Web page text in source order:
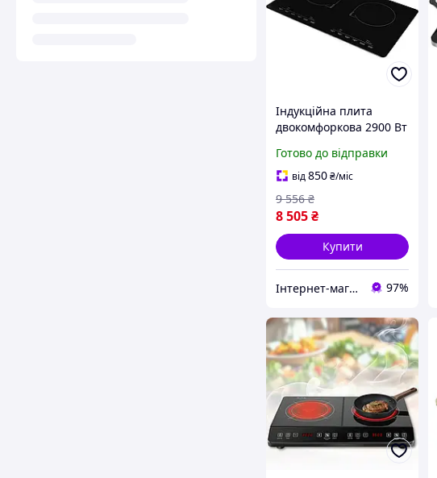
Індукційна плита
двокомфоркова 2900 Вт
MegaLavka
Готово до відправки
від850₴/міс
8 505₴
9 556 ₴
Купити
Інтернет-магазин Імперія-TV 97%